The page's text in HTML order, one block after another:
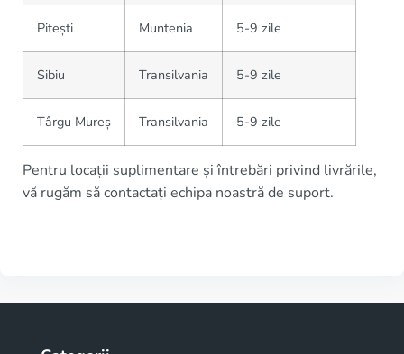
Pitești Muntenia 5-9 zile
Sibiu Transilvania 5-9 zile
Târgu Mureș Transilvania 5-9 zile
Pentru locații suplimentare și întrebări privind livrările,
vă rugăm să contactați echipa noastră de suport.